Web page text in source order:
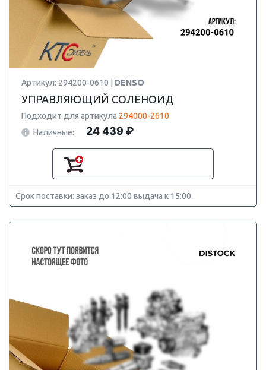
Артикул: 294200-0610 | DENSO
УПРАВЛЯЮЩИЙ СОЛЕНОИД
Подходит для артикула 294000-2610
Наличные:
24 439 ₽
Срок поставки: заказ до 12:00 выдача к 15:00